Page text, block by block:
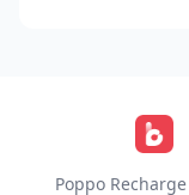
Poppo Recharge